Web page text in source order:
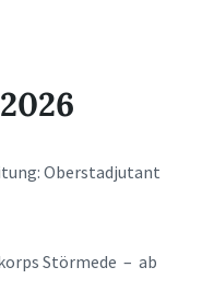
Oberstadjutant
Störmede – ab